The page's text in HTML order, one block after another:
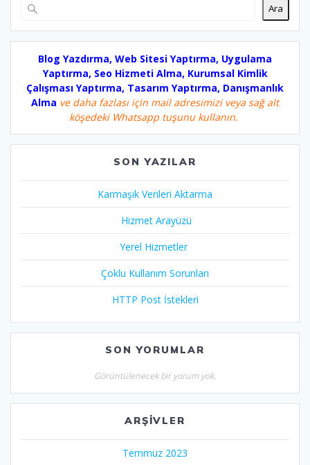
Ara
Blog Yazdırma, Web Sitesi Yaptırma, Uygulama
Yaptırma, Seo Hizmeti Alma, Kurumsal Kimlik
Çalışması Yaptırma, Tasarım Yaptırma, Danışmanlık
Alma ve daha fazlası için mail adresimizi veya sağ alt
köşedeki Whatsapp tuşunu kullanın.
SON YAZILAR
Karmaşık Verileri Aktarma
Hizmet Arayüzü
Yerel Hizmetler
Çoklu Kullanım Sorunları
HTTP Post İstekleri
SON YORUMLAR
Görüntülenecek bir yorum yok.
ARŞIVLER
Temmuz 2023